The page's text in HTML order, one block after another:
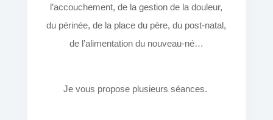
l’accouchement, de la gestion de la douleur,
du périnée, de la place du père, du post-natal,
de l’alimentation du nouveau-né…
Je vous propose plusieurs séances.